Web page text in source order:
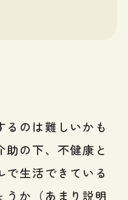
るのは難しいかも
助の下、不健康と
で生活できている
うか（あまり説明